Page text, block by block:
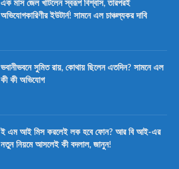
এক মাস জেল খাটলেন স্বরূপ বিশ্বাস, তারপরই
অভিযোগকারিণীর ইউটার্ন! সামনে এল চাঞ্চল্যকর দাবি
ভবানীভবনে সুমিত রায়, কোথায় ছিলেন এতদিন? সামনে এল
কী কী অভিযোগ
ই এম আই মিস করলেই লক হবে ফোন? আর বি আই-এর
নতুন নিয়মে আসলেই কী বদলাল, জানুন!